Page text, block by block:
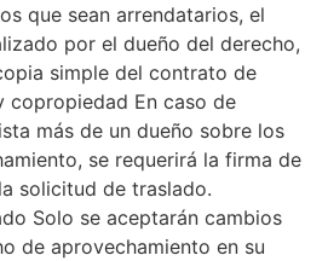
que sean arrendatarios, el
por el dueño del derecho,
simple del contrato de
copropiedad En caso de
más de un dueño sobre los
se requerirá la firma de
solicitud de traslado.
Solo se aceptarán cambios
de aprovechamiento en su